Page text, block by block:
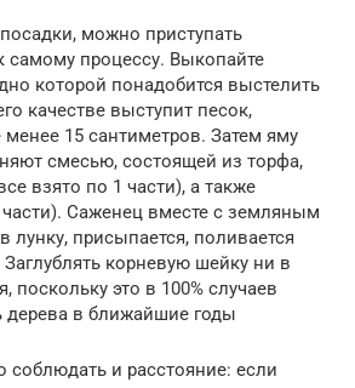
можно приступать
самому процессу. Выкопайте
которой понадобится выстелить
качестве выступит песок,
15 сантиметров. Затем яму
смесью, состоящей из торфа,
взято по 1 части), а также
части). Саженец вместе с земляным
лунку, присыпается, поливается
корневую шейку ни в
поскольку это в 100% случаев
дерева в ближайшие годы
соблюдать и расстояние: если